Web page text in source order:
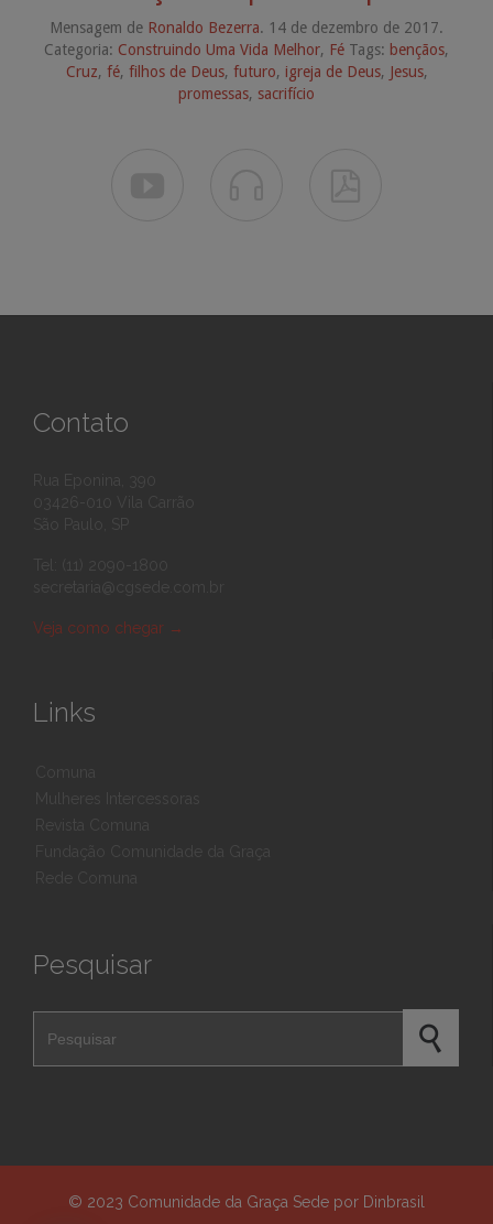
Mensagem de Ronaldo Bezerra. 14 de dezembro de 2017.
Categoria: Construindo Uma Vida Melhor, Fé Tags: bençãos,
Cruz, fé, filhos de Deus, futuro, igreja de Deus, Jesus,
promessas, sacrifício
Contato
Veja como chegar →
Links
Pesquisar
© 2023 Comunidade da Graça Sede por Dinbrasil